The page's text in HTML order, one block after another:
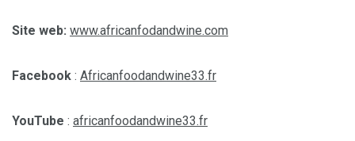
Site web: www.africanfodandwine.com
Facebook : Africanfoodandwine33.fr
YouTube : africanfoodandwine33.fr